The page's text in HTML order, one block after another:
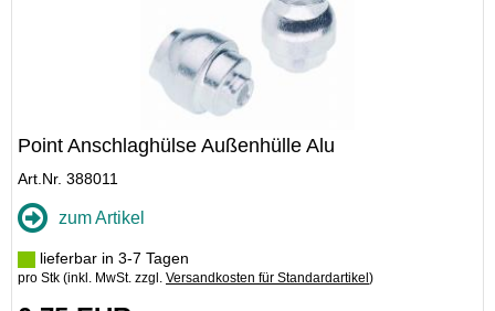
Point Anschlaghülse Außenhülle Alu
Art.Nr. 388011
zum Artikel
lieferbar in 3-7 Tagen
pro Stk (inkl. MwSt. zzgl. Versandkosten für Standardartikel )